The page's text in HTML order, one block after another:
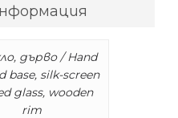
дърво / Hand
base, silk-screen
glass, wooden
rim